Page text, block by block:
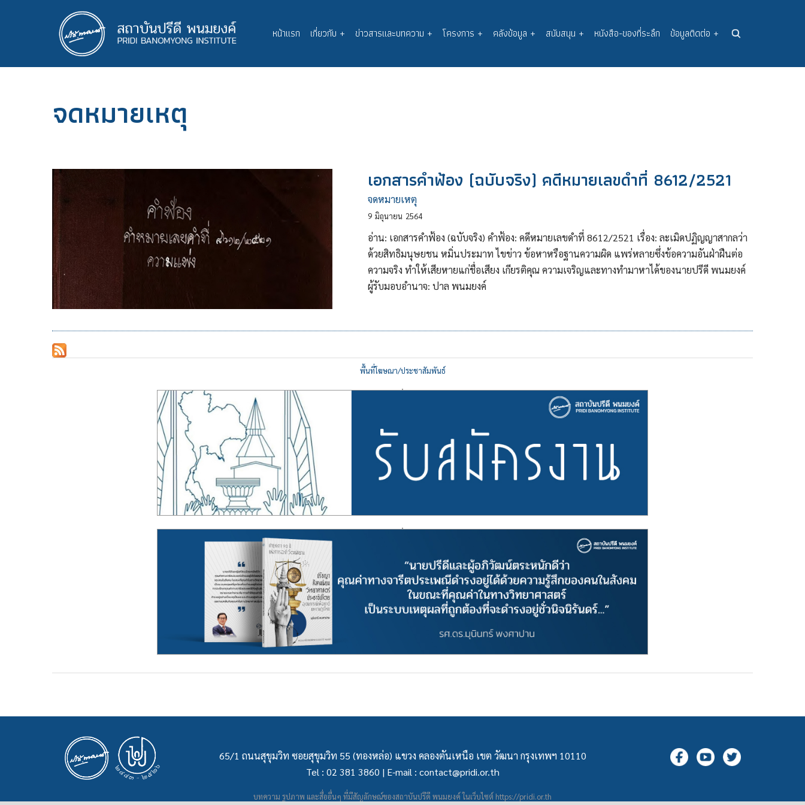
Main
navigation
หน้าแรก เกี่ยวกับ + ข่าวสารและบทความ + โครงการ + คลังข้อมูล + สนับสนุน + หนังสือ-ของที่ระลึก ข้อมูลติดต่อ +
จดหมายเหตุ
เอกสารคำฟ้อง (ฉบับจริง) คดีหมายเลขดำที่ 8612/2521
จดหมายเหตุ
9 มิถุนายน 2564
อ่าน: เอกสารคำฟ้อง (ฉบับจริง) คำฟ้อง: คดีหมายเลขดำที่ 8612/2521 เรื่อง: ละเมิดปฏิญญาสากลว่า
ด้วยสิทธิมนุษยชน หมิ่นประมาท ไขข่าว ข้อหาหรือฐานความผิด แพร่หลายซึ่งข้อความอันฝ่าฝืนต่อ
ความจริง ทำให้เสียหายแก่ชื่อเสียง เกียรติคุณ ความเจริญและทางทำมาหาได้ของนายปรีดี พนมยงค์
ผู้รับมอบอำนาจ: ปาล พนมยงค์
พื้นที่โฆษณา/ประชาสัมพันธ์
65/1 ถนนสุขุมวิท ซอยสุขุมวิท 55 (ทองหล่อ) แขวง คลองตันเหนือ เขต วัฒนา กรุงเทพฯ 10110
Tel : 02 381 3860 | E-mail : contact@pridi.or.th
บทความ รูปภาพ และสื่ออื่นๆ ที่มีสัญลักษณ์ของสถาบันปรีดี พนมยงค์ ในเว็บไซต์ https://pridi.or.th